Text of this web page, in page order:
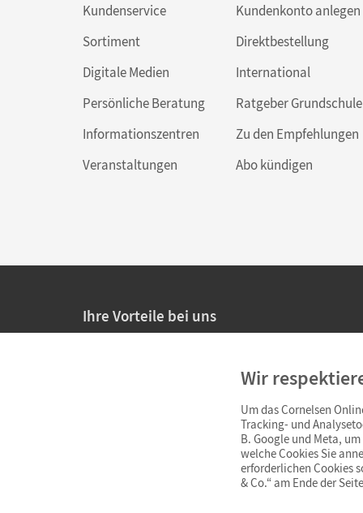
Kundenservice
Sortiment
Digitale Medien
Persönliche Beratung
Informationszentren
Veranstaltungen
Kundenkonto anlegen
Direktbestellung
International
Ratgeber Grundschule
Zu den Empfehlungen
Abo kündigen
Ihre Vorteile bei uns
Persönliche Angebote für Lehrkräfte
Sicheres Einkaufen mit SSL-Verschlüsselung
Widerrufsfristvon 4 Wochen
Schnelle und einfache Retourenabwicklung
Wir
Um das Cornelsen
Tracking- und
B. Google und Meta,
welche Cookies Sie
erforderlichen Cookies
& Co.“ am Ende der